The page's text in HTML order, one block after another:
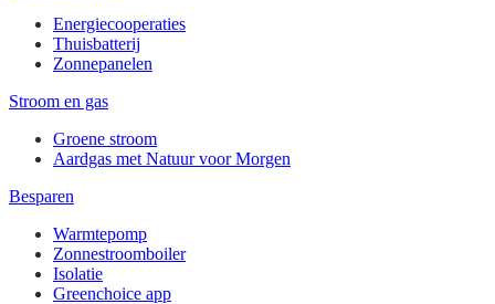
Energiecooperaties
Thuisbatterij
Zonnepanelen
Stroom en gas
Groene stroom
Aardgas met Natuur voor Morgen
Besparen
Warmtepomp
Zonnestroomboiler
Isolatie
Greenchoice app